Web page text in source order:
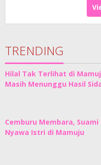
TRENDING
Hilal Tak Terlihat di
Masih Menunggu Hasil
Cemburu Membara,
Nyawa Istri di Mamuju